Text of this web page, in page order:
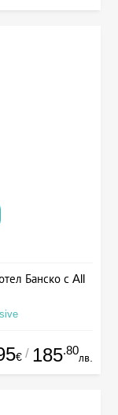
Банско с All
€ / 185.80
лв.